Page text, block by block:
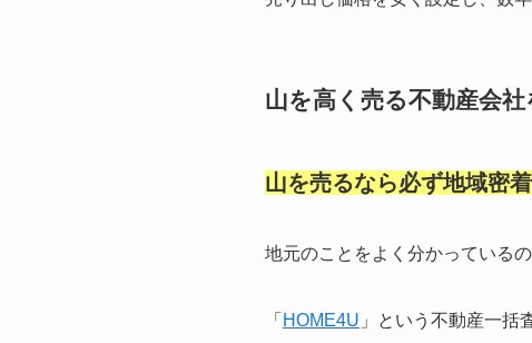
山を高く売る不動産会
山を売るなら必ず地域密
地元のことをよく分かっている
「 HOME4U 」という不動産一括